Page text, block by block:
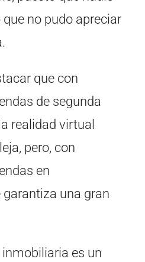
no pudo apreciar
que con
de segunda
realidad virtual
pero, con
en
una gran
es un